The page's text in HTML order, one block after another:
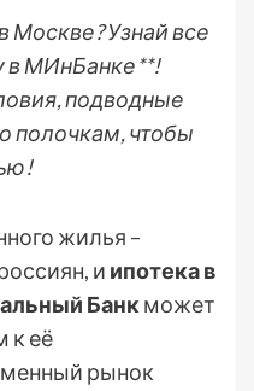
Москве? Узнай все
в МИнБанке**!
подводные
полочкам, чтобы
жилья –
и ипотека в
Банкможет
к её
рынок